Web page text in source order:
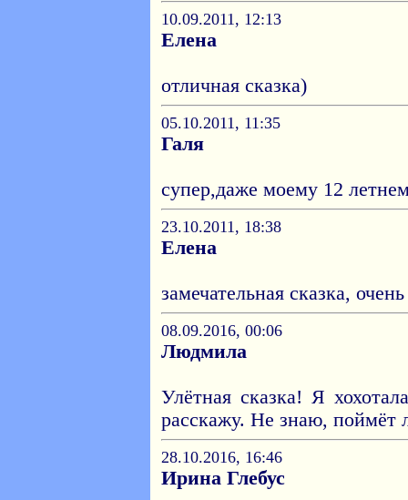
10.09.2011, 12:13
Елена
отличная сказка)
05.10.2011, 11:35
Галя
супер,даже моему 12
23.10.2011, 18:38
Елена
замечательная сказка,
08.09.2016, 00:06
Людмила
Улётная сказка! Я
расскажу. Не знаю, поймёт
28.10.2016, 16:46
Ирина Глебус